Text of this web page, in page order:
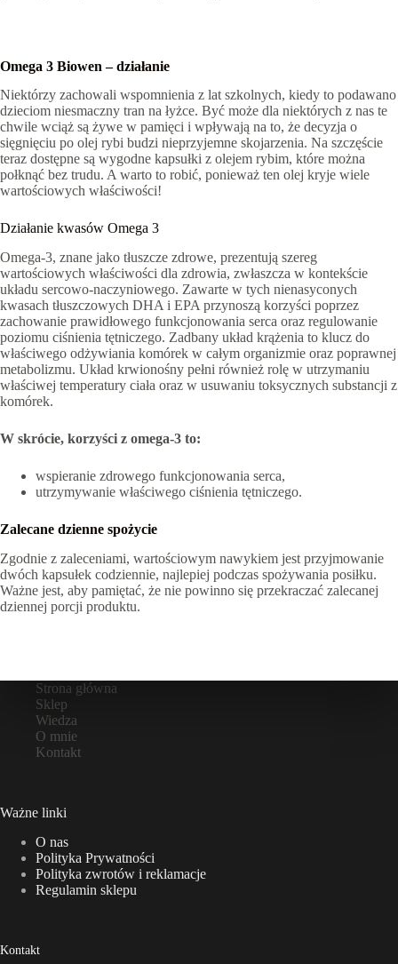
Omega 3 Biowen – działanie
Niektórzy zachowali wspomnienia z lat szkolnych, kiedy to podawano
dzieciom niesmaczny tran na łyżce. Być może dla niektórych z nas te
chwile wciąż są żywe w pamięci i wpływają na to, że decyzja o
sięgnięciu po olej rybi budzi nieprzyjemne skojarzenia. Na szczęście
teraz dostępne są wygodne kapsułki z olejem rybim, które można
połknąć bez trudu. A warto to robić, ponieważ ten olej kryje wiele
wartościowych właściwości!
Działanie kwasów Omega 3
Omega-3, znane jako tłuszcze zdrowe, prezentują szereg
wartościowych właściwości dla zdrowia, zwłaszcza w kontekście
układu sercowo-naczyniowego. Zawarte w tych nienasyconych
kwasach tłuszczowych DHA i EPA przynoszą korzyści poprzez
zachowanie prawidłowego funkcjonowania serca oraz regulowanie
poziomu ciśnienia tętniczego. Zadbany układ krążenia to klucz do
właściwego odżywiania komórek w całym organizmie oraz poprawnej
metabolizmu. Układ krwionośny pełni również rolę w utrzymaniu
właściwej temperatury ciała oraz w usuwaniu toksycznych substancji z
komórek.
W skrócie, korzyści z omega-3 to:
wspieranie zdrowego funkcjonowania serca,
utrzymywanie właściwego ciśnienia tętniczego.
Zalecane dzienne spożycie
Zgodnie z zaleceniami, wartościowym nawykiem jest przyjmowanie
dwóch kapsułek codziennie, najlepiej podczas spożywania posiłku.
Ważne jest, aby pamiętać, że nie powinno się przekraczać zalecanej
dziennej porcji produktu.
Strona główna
Sklep
Wiedza
O mnie
Kontakt
Ważne linki
O nas
Polityka Prywatności
Polityka zwrotów i reklamacje
Regulamin sklepu
Kontakt